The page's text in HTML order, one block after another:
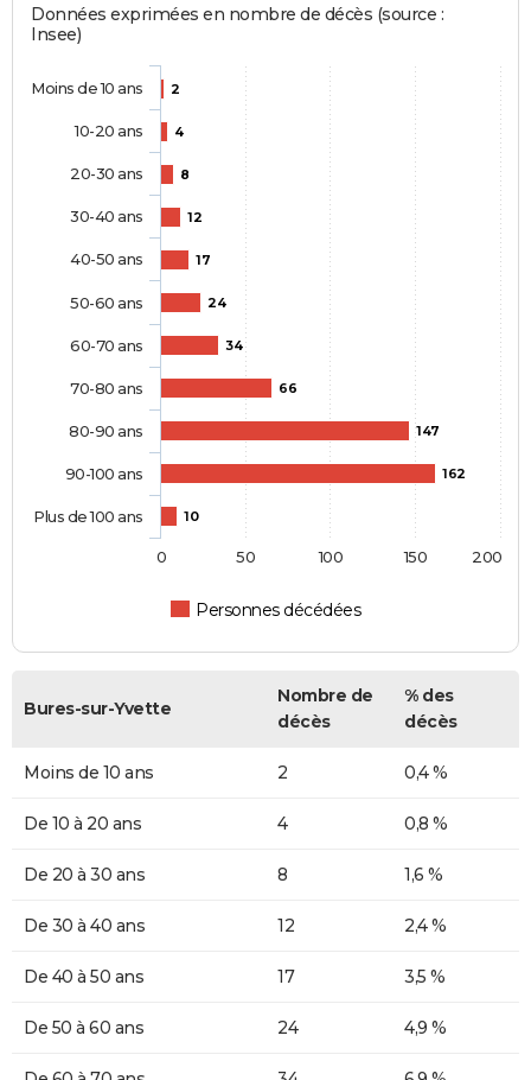
Données exprimées en nombre de décès (source :
Insee)
2
4
8
12
17
24
34
66
147
162
10
Personnes décédées
Moins de 10 ans
10-20 ans
20-30 ans
30-40 ans
40-50 ans
50-60 ans
60-70 ans
70-80 ans
80-90 ans
90-100 ans
Plus de 100 ans
0 50 100 150 200
Bures-sur-Yvette
Nombre de
décès
% des
décès
Moins de 10 ans 2 0,4 %
De 10 à 20 ans 4 0,8 %
De 20 à 30 ans 8 1,6 %
De 30 à 40 ans 12 2,4 %
De 40 à 50 ans 17 3,5 %
De 50 à 60 ans 24 4,9 %